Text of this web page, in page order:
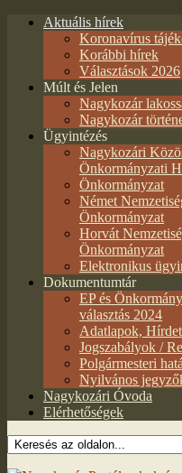
Aktuális hírek
Koronavírus
Korábbi hírek
Választások 2026
Múlt és Jelen
Nagykozár
Nagykozár
Ügyintézés
Nagykozári
Önkormányzati
Önkormányzat
Német
Önkormányzat
Horvát
Önkormányzat
Elektronikus
Dokumentumtár
EP és
választás 2024
Adatlapok,
Jogszabályok /
Polgármesteri
Nyilvános
Nagykozári Óvoda
Elérhetőségek